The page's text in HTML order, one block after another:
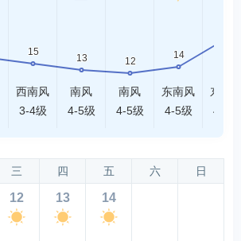
西南风
3-4级
南风
4-5级
南风
4-5级
东南风
4-5级
东南
4-5级
三 四 五 六 日
12 13 14